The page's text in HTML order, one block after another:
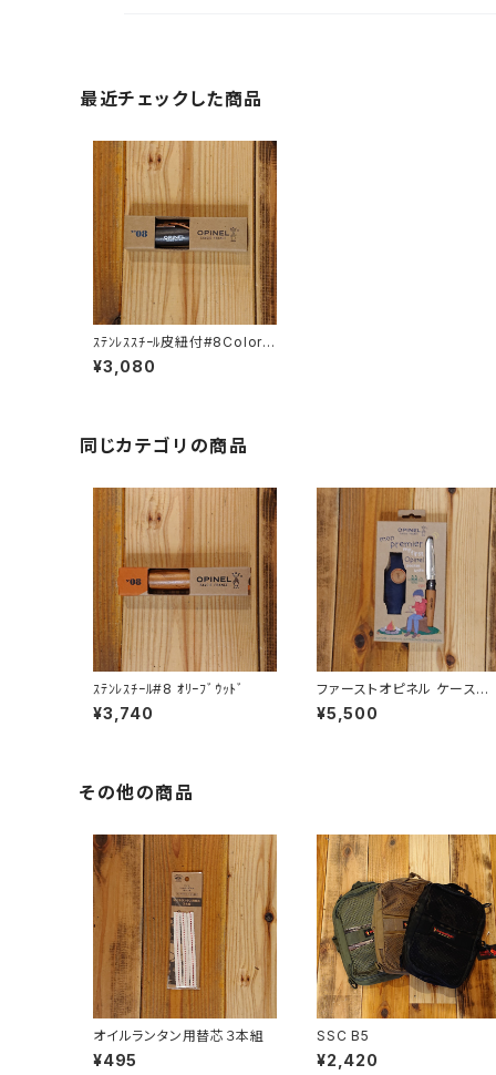
最近チェックした商品
ｽﾃﾝﾚｽｽﾁｰﾙ皮紐付#8Colora
ma ﾌﾞﾗｯｸﾌﾞﾗｳﾝ
¥3,080
同じカテゴリの商品
ｽﾃﾝﾚｽﾁｰﾙ#8 ｵﾘｰﾌﾞｳｯﾄﾞ
¥3,740
ファーストオピネル ケースセ
ト
¥5,500
その他の商品
オイルランタン用替芯３本組
¥495
SSC B5
¥2,420